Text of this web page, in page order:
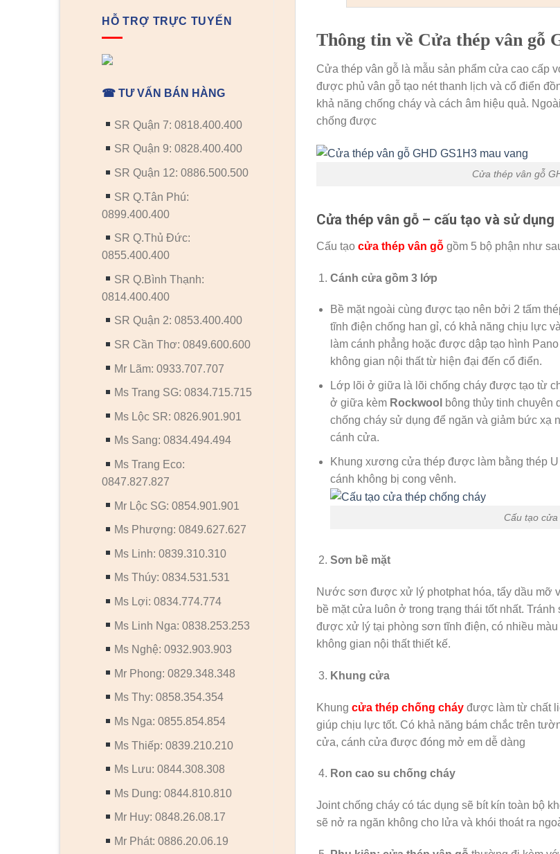
HỖ TRỢ TRỰC TUYẾN
☎ TƯ VẤN BÁN HÀNG
SR Quận 7: 0818.400.400
SR Quận 9: 0828.400.400
SR Quận 12: 0886.500.500
SR Q.Tân Phú:
0899.400.400
SR Q.Thủ Đức:
0855.400.400
SR Q.Bình Thạnh:
0814.400.400
SR Quận 2: 0853.400.400
SR Cần Thơ: 0849.600.600
Mr Lãm: 0933.707.707
Ms Trang SG: 0834.715.715
Ms Lộc SR: 0826.901.901
Ms Sang: 0834.494.494
Ms Trang Eco:
0847.827.827
Mr Lộc SG: 0854.901.901
Ms Phượng: 0849.627.627
Ms Linh: 0839.310.310
Ms Thúy: 0834.531.531
Ms Lợi: 0834.774.774
Ms Linh Nga: 0838.253.253
Ms Nghệ: 0932.903.903
Mr Phong: 0829.348.348
Ms Thy: 0858.354.354
Ms Nga: 0855.854.854
Ms Thiếp: 0839.210.210
Ms Lưu: 0844.308.308
Ms Dung: 0844.810.810
Mr Huy: 0848.26.08.17
Mr Phát: 0886.20.06.19
Thông tin về Cửa thép vân gỗ
Cửa thép vân gỗ là mẫu sản phẩm cửa cao cấp
được phủ vân gỗ tạo nét thanh lịch và cổ điển
khả năng chống cháy và cách âm hiệu quả.
chống được
Cửa thép vân gỗ
Cửa thép vân gỗ – cấu tạo và sử dụng
Cấu tạo cửa thép vân gỗgồm 5 bộ phận như
Cánh cửagồm 3 lớp
Bề mặt ngoài cùng được tạo nên bởi 2 tấm
tĩnh điện chống han gỉ, có khả năng chịu lực
làm cánh phẳng hoặc được dập tạo hình
không gian nội thất từ hiện đại đến cổ điển.
Lớp lõi ở giữa là lõi chống cháy được tạo từ
ở giữa kèm Rockwool
bông thủy tinh chuyên
chống cháy sử dụng để ngăn và giảm bức xạ
cánh cửa.
Khung xương cửa thép được làm bằng thép
cánh không bị cong vênh.
Cấu tạo
Sơn bề mặt
Nước sơn được xử lý photphat hóa, tẩy dầu mỡ
bề mặt cửa luôn ở trong trạng thái tốt nhất.
được xử lý tại phòng sơn tĩnh điện, có nhiều
không gian nội thất thiết kế.
Khung cửa
Khung cửa thép chống cháyđược làm từ chất
giúp chịu lực tốt. Có khả năng bám chắc trên
cửa, cánh cửa được đóng mở em dễ dàng
Ron cao su chống cháy
Joint chống cháy có tác dụng sẽ bít kín toàn bộ
sẽ nở ra ngăn không cho lửa và khói thoát ra